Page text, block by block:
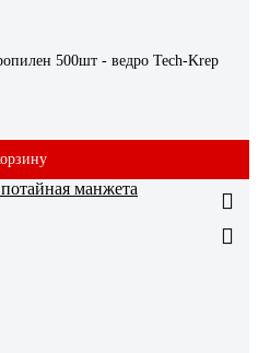
500шт - ведро Tech-Krep